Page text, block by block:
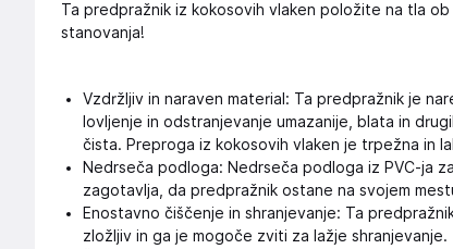
Ta predpražnik iz kokosovih vlaken položite na tla
stanovanja!
Vzdržljiv in naraven material: Ta predpražnik je
lovljenje in odstranjevanje umazanije, blata in
čista. Preproga iz kokosovih vlaken je trpežna in
Nedrseča podloga: Nedrseča podloga iz PVC-ja
zagotavlja, da predpražnik ostane na svojem
Enostavno čiščenje in shranjevanje: Ta
zložljiv in ga je mogoče zviti za lažje shranjevanje.